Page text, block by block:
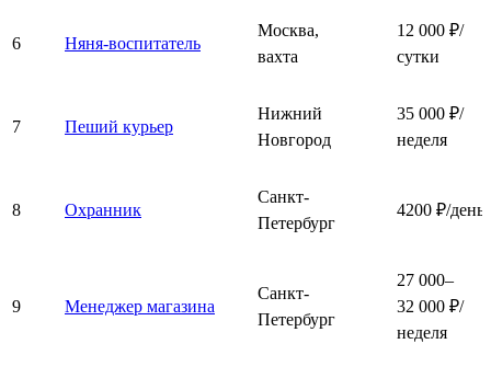
6 Няня-воспитатель
Москва,
вахта
12 000 ₽/
сутки
7 Пеший курьер
Нижний
Новгород
35 000 ₽/
неделя
8 Охранник
Санкт-
Петербург
4200 ₽/день
9 Менеджер магазина
Санкт-
Петербург
27 000–
32 000 ₽/
неделя